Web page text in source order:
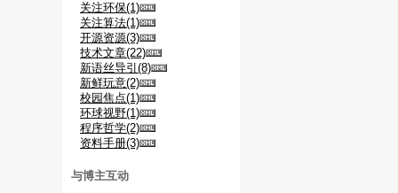
关注环保(1)
关注算法(1)
开源资源(3)
技术文章(22)
新语丝导引(8)
新鲜玩意(2)
校园焦点(1)
环球视野(1)
程序哲学(2)
资料手册(3)
与博主互动